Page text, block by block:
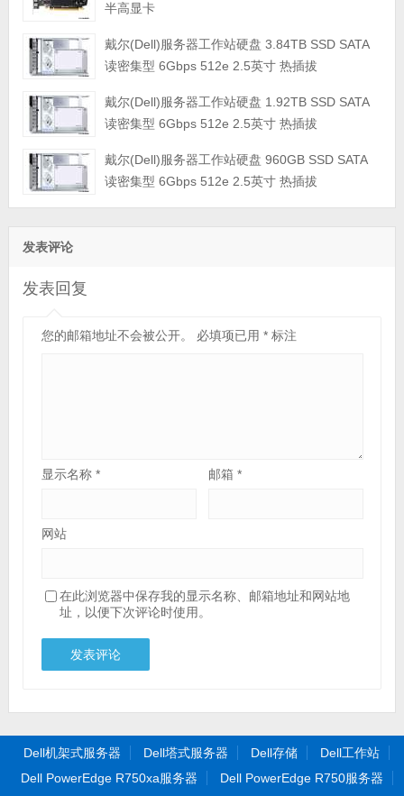
半高显卡
戴尔(Dell)服务器工作站硬盘 3.84TB SSD SATA
读密集型 6Gbps 512e 2.5英寸 热插拔
戴尔(Dell)服务器工作站硬盘 1.92TB SSD SATA
读密集型 6Gbps 512e 2.5英寸 热插拔
戴尔(Dell)服务器工作站硬盘 960GB SSD SATA
读密集型 6Gbps 512e 2.5英寸 热插拔
发表评论
发表回复
您的邮箱地址不会被公开。 必填项已用 *标注
显示名称 * 邮箱*
网站
在此浏览器中保存我的显示名称、邮箱地址和网站地
址，以便下次评论时使用。
Dell机架式服务器 Dell塔式服务器 Dell存储
Dell工作站
Dell PowerEdge R750xa服务器
Dell PowerEdge R750服务器